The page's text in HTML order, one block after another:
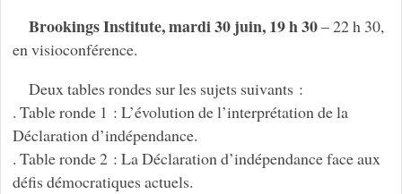
Brookings Institute, mardi 30 juin, 19 h 30– 22 h 30,
en visioconférence.
Deux tables rondes sur les sujets suivants :
. Table ronde 1 : L’évolution de l’interprétation de la
Déclaration d’indépendance.
. Table ronde 2 : La Déclaration d’indépendance face aux
défis démocratiques actuels.